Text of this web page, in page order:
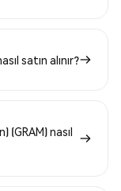
satın alınır?
(GRAM) nasıl